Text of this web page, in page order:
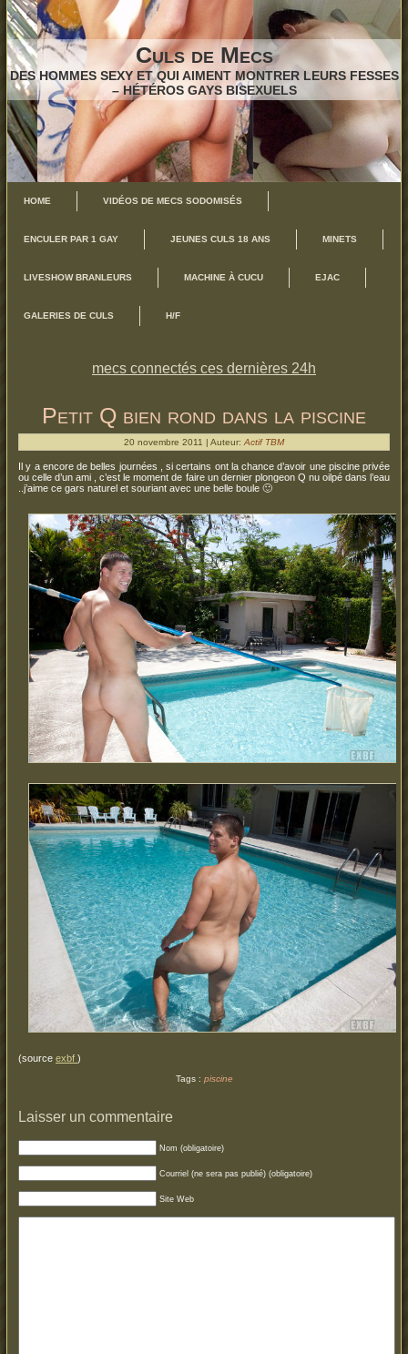
Culs de Mecs
DES HOMMES SEXY ET QUI AIMENT MONTRER LEURS FESSES
– HÉTÉROS GAYS BISEXUELS
HOME VIDÉOS DE MECS SODOMISÉS
ENCULER PAR 1 GAY JEUNES CULS 18 ANS MINETS
LIVESHOW BRANLEURS MACHINE À CUCU EJAC
GALERIES DE CULS H/F
mecs connectés ces dernières 24h
Petit Q bien rond dans la piscine
20 novembre 2011 | Auteur: Actif TBM
Il y a encore de belles journées , si certains ont la chance d’avoir une piscine privée
ou celle d’un ami , c’est le moment de faire un dernier plongeon Q nu oilpé dans l’eau
..j’aime ce gars naturel et souriant avec une belle boule 🙂
(source exbf )
Tags : piscine
Laisser un commentaire
Nom (obligatoire)
Courriel (ne sera pas publié) (obligatoire)
Site Web